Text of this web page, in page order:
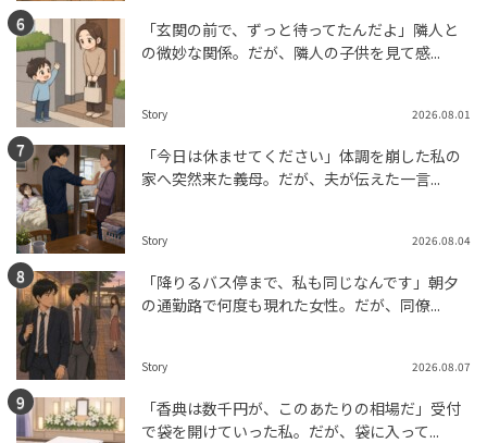
「玄関の前で、ずっと待ってたんだよ」隣人と
の微妙な関係。だが、隣人の子供を見て感...
Story 2026.08.01
「今日は休ませてください」体調を崩した私の
家へ突然来た義母。だが、夫が伝えた一言...
Story 2026.08.04
「降りるバス停まで、私も同じなんです」朝夕
の通勤路で何度も現れた女性。だが、同僚...
Story 2026.08.07
「香典は数千円が、このあたりの相場だ」受付
で袋を開けていった私。だが、袋に入って...